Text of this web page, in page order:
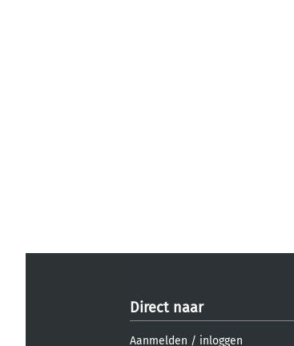
Direct naar
Aanmelden / inloggen